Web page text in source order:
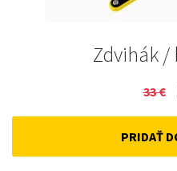
Zdvihák /
33€
PRIDAŤ